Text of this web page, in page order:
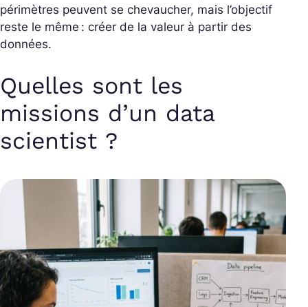
périmètres peuvent se chevaucher, mais l’objectif
reste le même : créer de la valeur à partir des
données.
Quelles sont les
missions d’un data
scientist ?